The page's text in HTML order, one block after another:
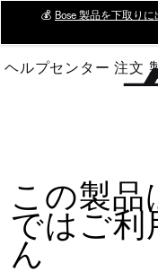
Main
💰 Bose 製品を下取り
ヘルプセンター 注文
この製
ではご利
ん